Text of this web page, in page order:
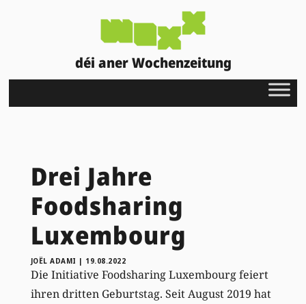
déi aner Wochenzeitung
Drei Jahre
Foodsharing
Luxembourg
JOËL ADAMI | 19.08.2022
Die Initiative Foodsharing Luxembourg feiert
ihren dritten Geburtstag. Seit August 2019 hat